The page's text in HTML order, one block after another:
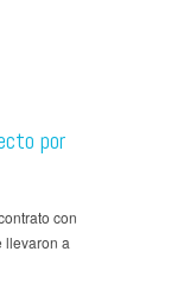
por
con
llevaron a